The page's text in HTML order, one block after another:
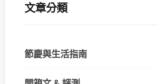
文章分類
節慶與生活指南